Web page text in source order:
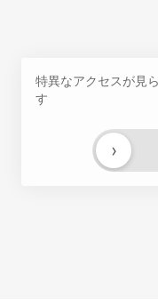
特異なアクセスが見
す
›